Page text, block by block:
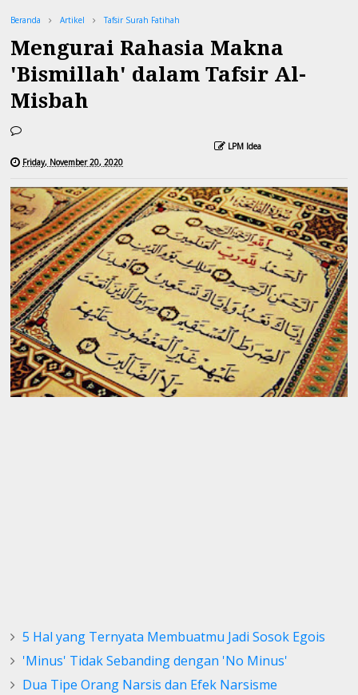
Beranda Artikel Tafsir Surah Fatihah
Mengurai Rahasia Makna
'Bismillah' dalam Tafsir Al-
Misbah
LPM Idea
Friday, November 20, 2020
5 Hal yang Ternyata Membuatmu Jadi Sosok Egois
'Minus' Tidak Sebanding dengan 'No Minus'
Dua Tipe Orang Narsis dan Efek Narsisme